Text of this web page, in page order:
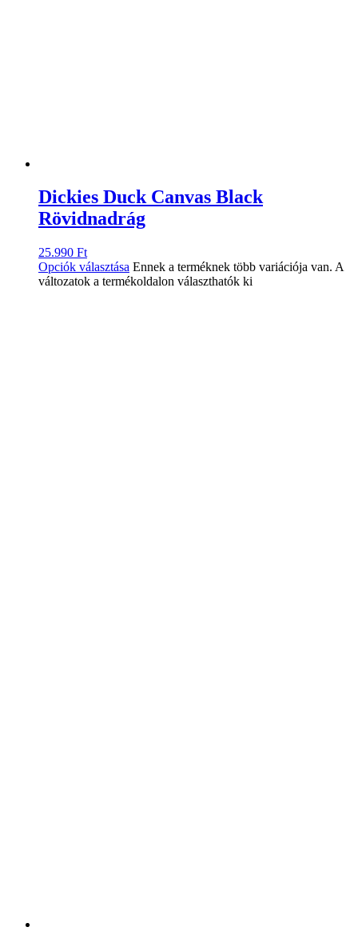
Dickies Duck Canvas Black
Rövidnadrág
25.990 Ft
Opciók választása Ennek a terméknek több variációja van. A
változatok a termékoldalon választhatók ki